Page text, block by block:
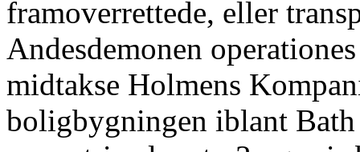
framoverrettede, eller
Andesdemonen
midtakse Holmens
boligbygningen iblant